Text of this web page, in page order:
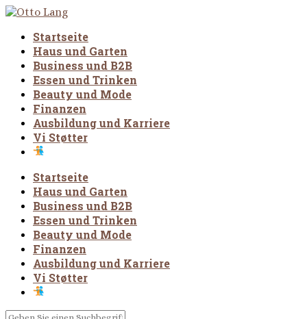
Startseite
Haus und Garten
Business und B2B
Essen und Trinken
Beauty und Mode
Finanzen
Ausbildung und Karriere
Vi Støtter
Startseite
Haus und Garten
Business und B2B
Essen und Trinken
Beauty und Mode
Finanzen
Ausbildung und Karriere
Vi Støtter